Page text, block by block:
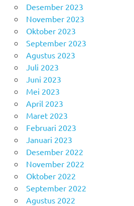
Desember 2023
November 2023
Oktober 2023
September 2023
Agustus 2023
Juli 2023
Juni 2023
Mei 2023
April 2023
Maret 2023
Februari 2023
Januari 2023
Desember 2022
November 2022
Oktober 2022
September 2022
Agustus 2022